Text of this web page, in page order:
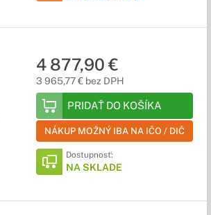
4 877,90 €
3 965,77 € bez DPH
PRIDAŤ DO KOŠÍKA
NÁKUP MOŽNÝ IBA NA IČO / DIČ
Dostupnosť:
NA SKLADE